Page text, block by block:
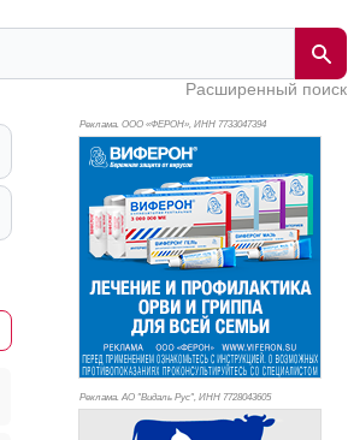
Расширенный поиск
Реклама. ООО «ФЕРОН», ИНН 7733047394
Реклама. АО "Видаль Рус", ИНН 7728043605